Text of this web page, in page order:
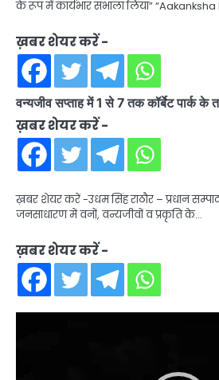
के रूप में कार्यभार संभाला लिया”
ख़बर शेयर करें -
वन्यजीव सप्ताह में 1 से 7 तक कॉर्बेट पार्क के
ख़बर शेयर करें -
ख़बर शेयर करें -उधम सिंह राठौर – प्रधान
जनसाधारण में वनों, वन्यजीवों व प्रकृति के…
ख़बर शेयर करें -